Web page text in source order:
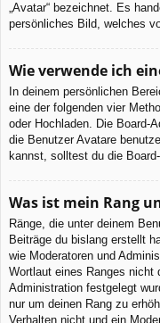
„Avatar“ bezeichnet. Es
persönliches Bild, welches
Wie verwende ich
In deinem persönlichen
eine der folgenden vier
oder Hochladen. Die Board-
die Benutzer Avatare
kannst, solltest du die
Was ist mein Rang
Ränge, die unter deinem
Beiträge du bislang erstellt
wie Moderatoren und
Wortlaut eines Ranges nicht
Administration festgelegt
nur um deinen Rang zu
Verhalten nicht und ein